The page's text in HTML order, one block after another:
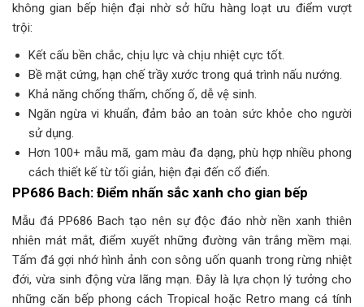
không gian bếp hiện đại nhờ sở hữu hàng loạt ưu điểm vượt
trội:
Kết cấu bền chắc, chịu lực và chịu nhiệt cực tốt.
Bề mặt cứng, hạn chế trầy xước trong quá trình nấu nướng.
Khả năng chống thấm, chống ố, dễ vệ sinh.
Ngăn ngừa vi khuẩn, đảm bảo an toàn sức khỏe cho người
sử dụng.
Hơn 100+ mẫu mã, gam màu đa dạng, phù hợp nhiều phong
cách thiết kế từ tối giản, hiện đại đến cổ điển.
PP686 Bach: Điểm nhấn sắc xanh cho gian bếp
Mẫu đá PP686 Bach tạo nên sự độc đáo nhờ nền xanh thiên
nhiên mát mắt, điểm xuyết những đường vân trắng mềm mại.
Tấm đá gợi nhớ hình ảnh con sông uốn quanh trong rừng nhiệt
đới, vừa sinh động vừa lãng mạn. Đây là lựa chọn lý tưởng cho
những căn bếp phong cách Tropical hoặc Retro mang cá tính